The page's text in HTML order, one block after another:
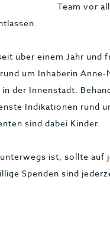
Team vor
über einem Jahr und
um Inhaberin Anne-
der Innenstadt.
Indikationen rund
sind dabei Kinder.
ist, sollte auf
Spenden sind